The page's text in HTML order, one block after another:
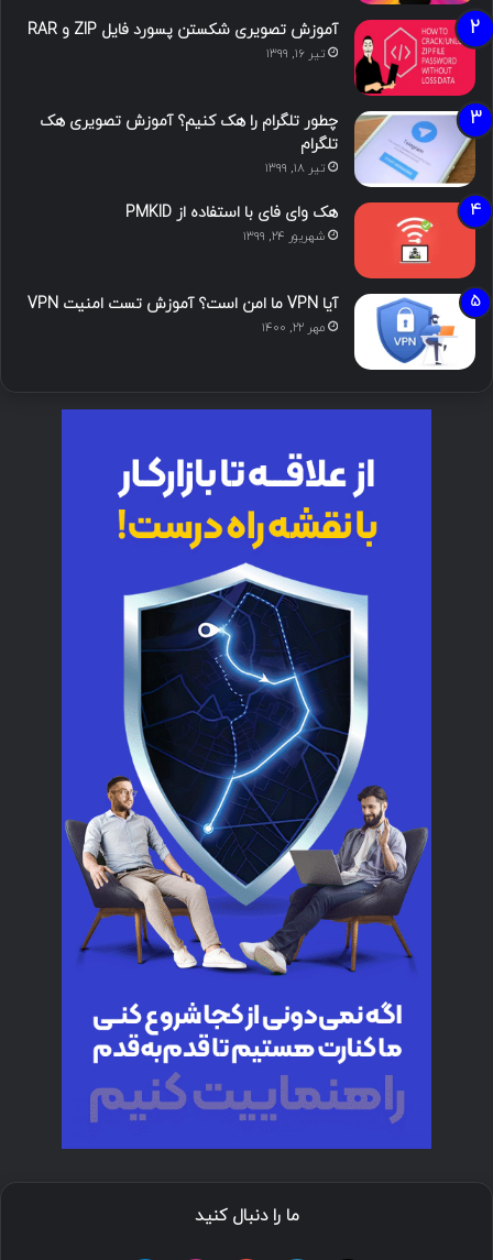
آموزش تصویری شکستن پسورد فایل ZIP و RAR
تیر ۱۶, ۱۳۹۹
چطور تلگرام را هک کنیم؟ آموزش تصویری هک
تلگرام
تیر ۱۸, ۱۳۹۹
هک وای فای با استفاده از PMKID
شهریور ۲۴, ۱۳۹۹
آیا VPN ما امن است؟ آموزش تست امنیت VPN
مهر ۲۲, ۱۴۰۰
ما را دنبال کنید